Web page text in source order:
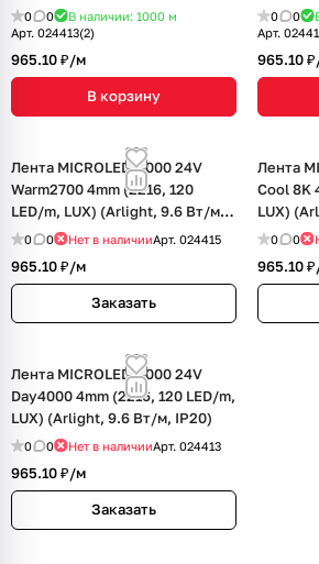
0 0 В наличии: 1000 м
Арт. 024413(2)
965.10 ₽/м
В корзину
IP20)
0 0
Арт.
965.10
Лента MICROLED-5000 24V
Warm2700 4mm (2216, 120
LED/m, LUX) (Arlight, 9.6 Вт/м,
IP20)
0 0 Нет в наличииАрт. 024415
965.10 ₽/м
Заказать
Лента
Cool 8K
LUX)
0 0
965.10
Лента MICROLED-5000 24V
Day4000 4mm (2216, 120 LED/m,
LUX) (Arlight, 9.6 Вт/м, IP20)
0 0 Нет в наличииАрт. 024413
965.10 ₽/м
Заказать